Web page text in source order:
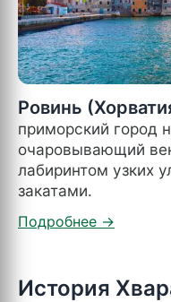
Ровинь
приморский город
очаровывающий
лабиринтом узких
закатами.
История